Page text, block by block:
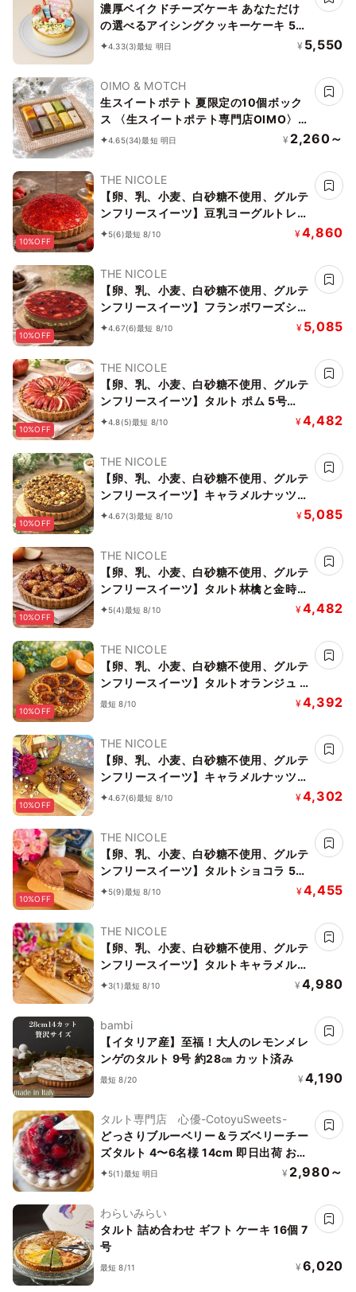
濃厚ベイクドチーズケーキ あなただけ
の選べるアイシングクッキーケーキ 5号
選んで楽しい！！ ＊アイシングデコ当
4.33(3)最短 明日 ¥ 5,550
OIMO & MOTCH
生スイートポテト 夏限定の10個ボック
ス 〈生スイートポテト専門店OIMO〉お
中元2026
4.65(34)最短 明日 ¥ 2,260～
10%OFF
THE NICOLE
【卵、乳、小麦、白砂糖不使用、グルテ
ンフリースイーツ】豆乳ヨーグルトレア
チーズケーキ 5号 15cm ～豆乳ヨーグル
キ》《無添加》《アレルギー配慮》
5(6)最短 8/10 ¥4,860
10%OFF
THE NICOLE
【卵、乳、小麦、白砂糖不使用、グルテ
ンフリースイーツ】フランボワーズショ
コラ 京豆腐仕込み】 5号 15cm ～京豆
《アレルギー配慮》
4.67(6)最短 8/10 ¥ 5,085
10%OFF
THE NICOLE
【卵、乳、小麦、白砂糖不使用、グルテ
ンフリースイーツ】タルト ポム 5号
15cm《ヴィーガンスイーツ》 《無添
4.8(5)最短 8/10 ¥4,482
10%OFF
THE NICOLE
【卵、乳、小麦、白砂糖不使用、グルテ
ンフリースイーツ】キャラメルナッツバ
ナーヌショコラ【京豆腐仕込み】 5号
ィーガンケーキ》 《無添加》《アレル
ギー配慮》
4.67(3)最短 8/10 ¥ 5,085
10%OFF
THE NICOLE
【卵、乳、小麦、白砂糖不使用、グルテ
ンフリースイーツ】タルト林檎と金時芋
5号 15cm 《ヴィーガンスイーツ・ヴィ
5(4)最短 8/10 ¥4,482
10%OFF
THE NICOLE
【卵、乳、小麦、白砂糖不使用、グルテ
ンフリースイーツ】タルトオランジュ 5
号 15cm 《ヴィーガンスイーツ・ヴィ
最短 8/10 ¥4,392
10%OFF
THE NICOLE
【卵、乳、小麦、白砂糖不使用、グルテ
ンフリースイーツ】キャラメルナッツタ
ルト 5号 15cm 《ヴィーガンスイーツ・
4.67(6)最短 8/10 ¥4,302
10%OFF
THE NICOLE
【卵、乳、小麦、白砂糖不使用、グルテ
ンフリースイーツ】タルトショコラ 5号
15cm【京豆腐仕込み】《ヴィーガンス
5(9)最短 8/10 ¥4,455
THE NICOLE
【卵、乳、小麦、白砂糖不使用、グルテ
ンフリースイーツ】タルトキャラメルナ
ッツバナーヌ 5号 15cm 《ヴィーガンス
3(1)最短 8/10 ¥ 4,980
bambi
【イタリア産】至福！大人のレモンメレ
ンゲのタルト 9号 約28㎝ カット済み
最短 8/20 ¥ 4,190
タルト専門店 心優-CotoyuSweets-
どっさりブルーベリー＆ラズベリーチー
ズタルト 4〜6名様 14cm 即日出荷 お届
け指定可 お取り寄せ 誕生日ケーキ タル
5(1)最短 明日 ¥ 2,980～
わらいみらい
タルト 詰め合わせ ギフト ケーキ 16個 7
号
最短 8/11 ¥ 6,020